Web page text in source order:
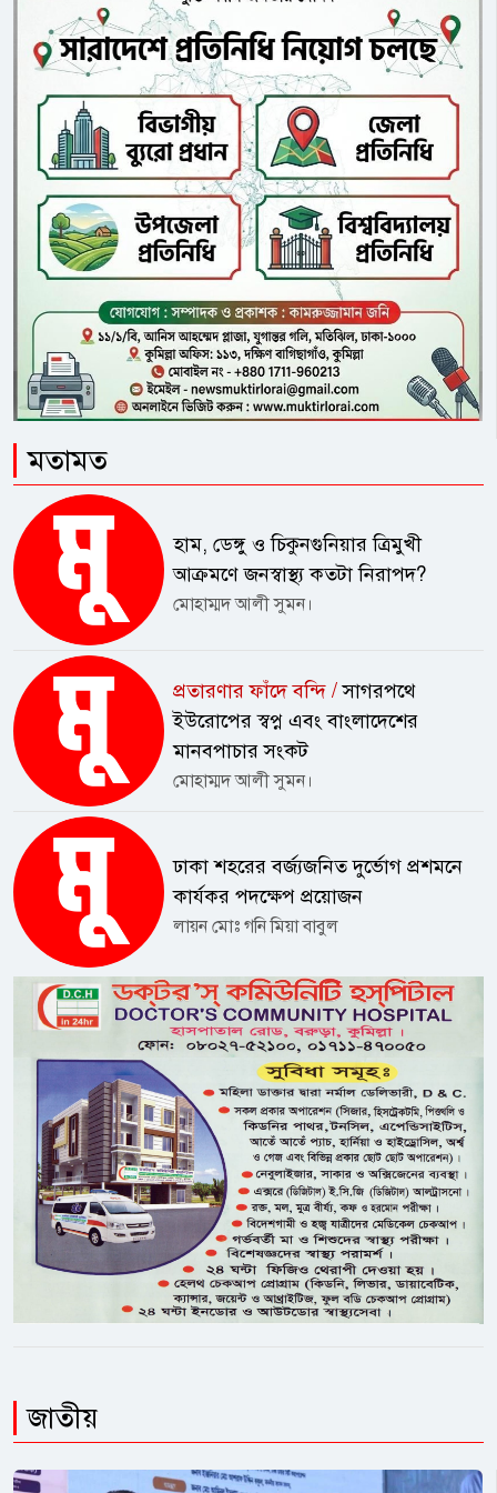
দীর্ঘদিন ধরে আলোচনা রয়েছে। এখন
আবার একই উপজেলায় ফিরে আসায়
শিক্ষক সমাজের মধ্যে নতুন করে উদ্বেগ
তৈরি হয়েছে।”অভিযোগের বিষয়ে বক্তব্য
জানতে চাইলে উপজেলা মাধ্যমিক শিক্ষা
কর্মকর্তা আব্দুল মান্নান বলেন, “আমার
বিরুদ্ধে অনেকেই বিভিন্ন মিথ্যা অভিযোগ
করছে। সব অভিযোগ সঠিক নয়। আমার
চাকরি আর বেশি দিন নেই।” তিনি আরও
বলেন জামাল মামুন নামে কাউকে আমি
চিনি। এই সমস্ত অভিযোগ হল কাল্পনিক
ভিত্তিহীন। নিয়োগের বিষয় হল বিদ্যালের
ম্যানেজিং কমিটির লোকজনের। আমি
সরকারি চাকুরী করি আমাদের একটা
বাইন্ডিং রয়েছে এর বাহিরে যাওয়া যায় না।
এ বিষয়ে কুমিল্লা জেলা শিক্ষা কর্মকর্তা মো.
রফিকুল ইসলাম বলেন, “এখন পর্যন্ত
আমার কাছে কোনো লিখিত অভিযোগ
আসেনি। লিখিত অভিযোগ পেলে তদন্ত
করে প্রয়োজনীয় ব্যবস্থা নেওয়া
হবে।”শিক্ষক ও সচেতন মহলের দাবি,
অভিযোগগুলো যেহেতু দীর্ঘদিন ধরে বিভিন্ন
মহলে আলোচিত, তাই নিরপেক্ষ তদন্তের
মাধ্যমে সত্য উদঘাটন করা এখন সময়ের
দাবি। তারা বলছেন, শিক্ষা প্রশাসনে স্বচ্ছতা
ও জবাবদিহি নিশ্চিত করতে প্রয়োজন হলে
দুদক, শিক্ষা মন্ত্রণালয় ও মাধ্যমিক ও উচ্চ
শিক্ষা অধিদপ্তরের যৌথ তদন্ত হওয়া উচিত।
অভিযোগ প্রমাণিত হলে সংশ্লিষ্টদের বিরুদ্ধে
কঠোর আইনগত ব্যবস্থা নেওয়ার দাবি
জানিয়েছেন তারা।
মতামত
হাম, ডেঙ্গু ও চিকুনগুনিয়ার ত্রিমুখী
আক্রমণে জনস্বাস্থ্য কতটা নিরাপদ?
মোহাম্মদ আলী সুমন।
প্রতারণার ফাঁদে বন্দি /সাগরপথে
ইউরোপের স্বপ্ন এবং বাংলাদেশের
মানবপাচার সংকট
মোহাম্মদ আলী সুমন।
ঢাকা শহরের বর্জ্যজনিত দুর্ভোগ প্রশমনে
কার্যকর পদক্ষেপ প্রয়োজন
লায়ন মোঃ গনি মিয়া বাবুল
জাতীয়